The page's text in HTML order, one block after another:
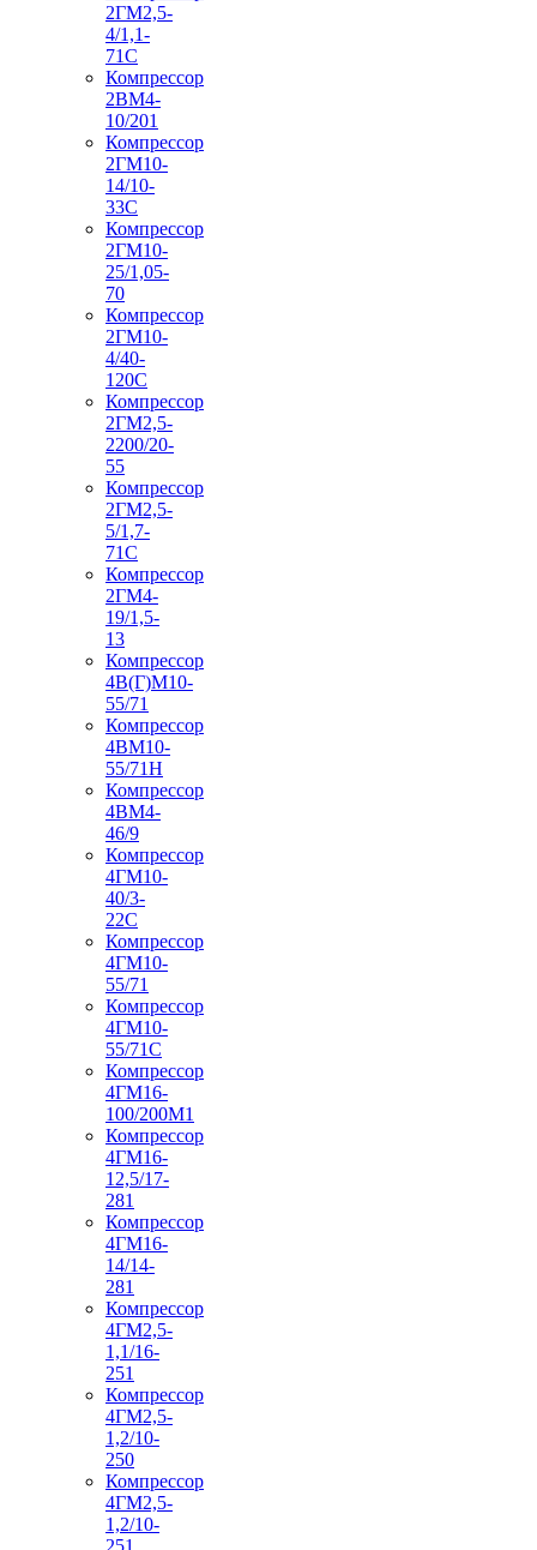
2ГМ2,5-
4/1,1-
71С
Компрессор
2ВМ4-
10/201
Компрессор
2ГМ10-
14/10-
33С
Компрессор
2ГМ10-
25/1,05-
70
Компрессор
2ГМ10-
4/40-
120С
Компрессор
2ГМ2,5-
2200/20-
55
Компрессор
2ГМ2,5-
5/1,7-
71С
Компрессор
2ГМ4-
19/1,5-
13
Компрессор
4В(Г)М10-
55/71
Компрессор
4ВМ10-
55/71Н
Компрессор
4ВМ4-
46/9
Компрессор
4ГМ10-
40/3-
22С
Компрессор
4ГМ10-
55/71
Компрессор
4ГМ10-
55/71С
Компрессор
4ГМ16-
100/200М1
Компрессор
4ГМ16-
12,5/17-
281
Компрессор
4ГМ16-
14/14-
281
Компрессор
4ГМ2,5-
1,1/16-
251
Компрессор
4ГМ2,5-
1,2/10-
250
Компрессор
4ГМ2,5-
1,2/10-
251